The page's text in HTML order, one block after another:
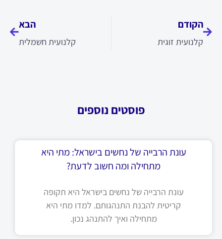
הקודם
קלנועית זוגית
הבא
קלנועית חשמלית
פוסטים נוספים
עונת הרבייה של נחשים בישראל: מתי היא
מתחילה ומה חשוב לדעת?
עונת הרבייה של נחשים בישראל היא תקופה
קריטית להבנת התנהגותם. למדו מתי היא
מתחילה ואיך להתנהג נכון.